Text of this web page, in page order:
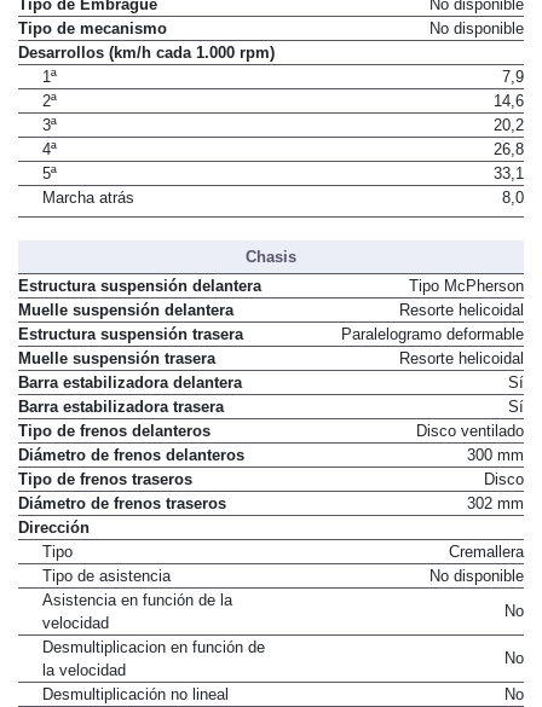
Tipo de Embrague
No disponible
Tipo de mecanismo
No disponible
Desarrollos (km/h cada 1.000 rpm)
1ª
7,9
2ª
14,6
3ª
20,2
4ª
26,8
5ª
33,1
Marcha atrás
8,0
Chasis
Estructura suspensión delantera
Tipo McPherson
Muelle suspensión delantera
Resorte helicoidal
Estructura suspensión trasera
Paralelogramo deformable
Muelle suspensión trasera
Resorte helicoidal
Barra estabilizadora delantera
Sí
Barra estabilizadora trasera
Sí
Tipo de frenos delanteros
Disco ventilado
Diámetro de frenos delanteros
300 mm
Tipo de frenos traseros
Disco
Diámetro de frenos traseros
302 mm
Dirección
Tipo
Cremallera
Tipo de asistencia
No disponible
Asistencia en función de la
velocidad
No
Desmultiplicacion en función de
la velocidad
No
Desmultiplicación no lineal
No